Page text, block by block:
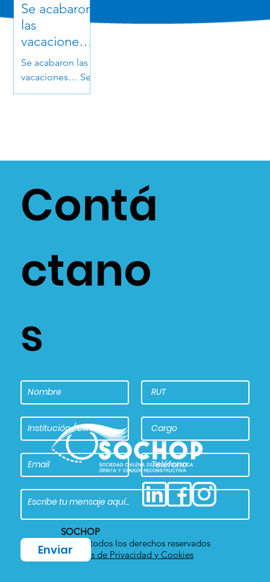
Se acabaron
las
vacaciones
…
Se acabaron las
vacaciones… Sea
la piel, la
regreso para
SOCHOP
2022 – todos los derechos reservados
Políticas de Privacidad y Cookies
Contá
ctano
s
Enviar